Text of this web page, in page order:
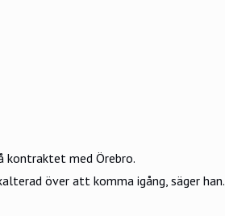
kontraktet med Örebro.
över att komma igång, säger han.